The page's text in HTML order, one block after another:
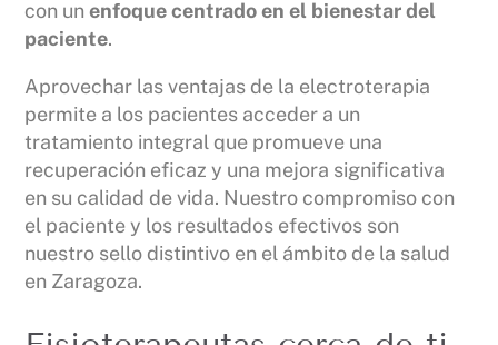
con unenfoque centrado en el bienestar del
paciente.
Aprovechar las ventajas de la electroterapia
permite a los pacientes acceder a un
tratamiento integral que promueve una
recuperación eficaz y una mejora significativa
en su calidad de vida. Nuestro compromiso con
el paciente y los resultados efectivos son
nuestro sello distintivo en el ámbito de la salud
en Zaragoza.